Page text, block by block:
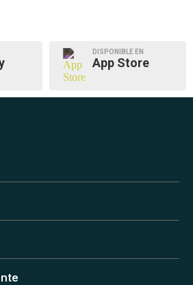
DISPONIBLE EN
App Store